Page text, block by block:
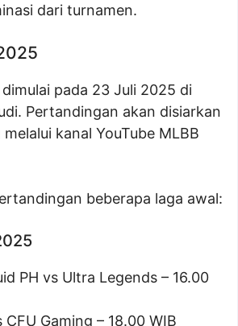
dari turnamen.
pada 23 Juli 2025 di
Pertandingan akan disiarkan
kanal YouTube MLBB
beberapa laga awal:
PH vs Ultra Legends – 16.00
CFU Gaming – 18.00 WIB